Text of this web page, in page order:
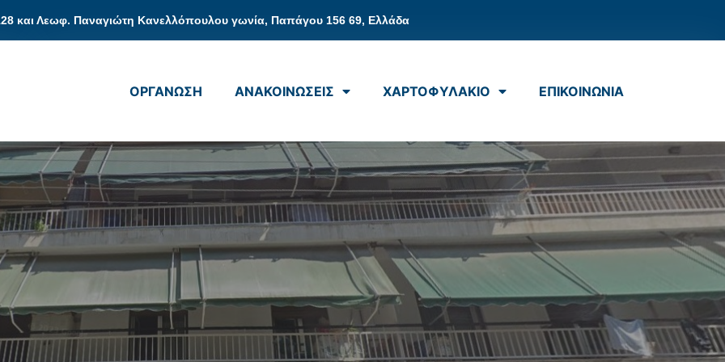
και Λεωφ. Παναγιώτη Κανελλόπουλου γωνία, Παπάγου 156 69, Ελλάδα
ΟΡΓΑΝΩΣΗ ΑΝΑΚΟΙΝΩΣΕΙΣ ΧΑΡΤΟΦΥΛΑΚΙΟ ΕΠΙΚΟΙΝΩΝΙΑ